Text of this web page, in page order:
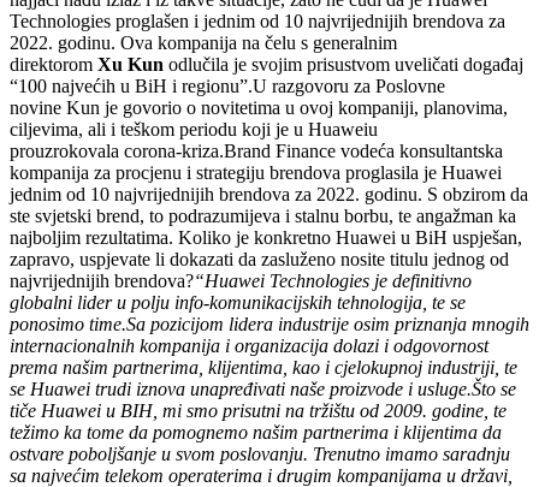
Technologies proglašen i jednim od 10 najvrijednijih brendova za
2022. godinu. Ova kompanija na čelu s generalnim
direktorom Xu Kun odlučila je svojim prisustvom uveličati događaj
“100 najvećih u BiH i regionu”.U razgovoru za Poslovne
novine Kun je govorio o novitetima u ovoj kompaniji, planovima,
ciljevima, ali i teškom periodu koji je u Huaweiu
prouzrokovala corona-kriza.Brand Finance vodeća konsultantska
kompanija za procjenu i strategiju brendova proglasila je Huawei
jednim od 10 najvrijednijih brendova za 2022. godinu. S obzirom da
ste svjetski brend, to podrazumijeva i stalnu borbu, te angažman ka
najboljim rezultatima. Koliko je konkretno Huawei u BiH uspješan,
zapravo, uspjevate li dokazati da zasluženo nosite titulu jednog od
najvrijednijih brendova?“Huawei Technologies je definitivno
globalni lider u polju info-komunikacijskih tehnologija, te se
ponosimo time.Sa pozicijom lidera industrije osim priznanja mnogih
internacionalnih kompanija i organizacija dolazi i odgovornost
prema našim partnerima, klijentima, kao i cjelokupnoj industriji, te
se Huawei trudi iznova unapređivati naše proizvode i usluge.Što se
tiče Huawei u BIH, mi smo prisutni na tržištu od 2009. godine, te
težimo ka tome da pomognemo našim partnerima i klijentima da
ostvare poboljšanje u svom poslovanju. Trenutno imamo saradnju
sa najvećim telekom operaterima i drugim kompanijama u državi,